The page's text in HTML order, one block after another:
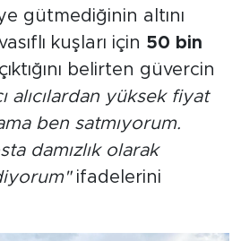
gütmediğinin altını
kuşları için 50 bin
belirten güvercin
alıcılardan yüksek fiyat
ben satmıyorum.
damızlık olarak
ifadelerini